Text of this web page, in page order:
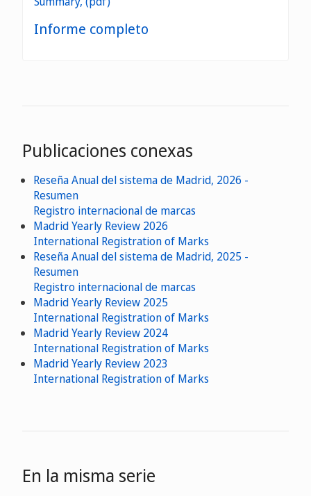
Informe completo
Publicaciones conexas
Reseña Anual del sistema de Madrid, 2026 -
Resumen
Registro internacional de marcas
Madrid Yearly Review 2026
International Registration of Marks
Reseña Anual del sistema de Madrid, 2025 -
Resumen
Registro internacional de marcas
Madrid Yearly Review 2025
International Registration of Marks
Madrid Yearly Review 2024
International Registration of Marks
Madrid Yearly Review 2023
International Registration of Marks
En la misma serie